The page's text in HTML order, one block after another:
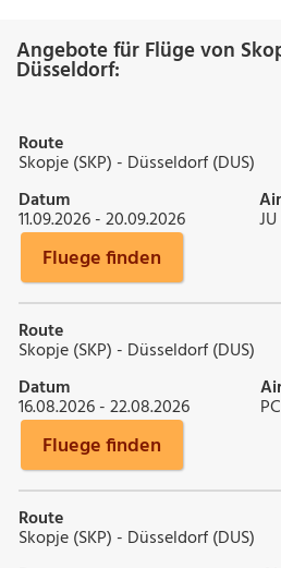
Angebote für Flüge von
Düsseldorf:
Route
Skopje (SKP) - Düsseldorf (DUS)
Datum
11.09.2026 - 20.09.2026 JU
Fluege finden
Route
Skopje (SKP) - Düsseldorf (DUS)
Datum
16.08.2026 - 22.08.2026 PC
Fluege finden
Route
Skopje (SKP) - Düsseldorf (DUS)